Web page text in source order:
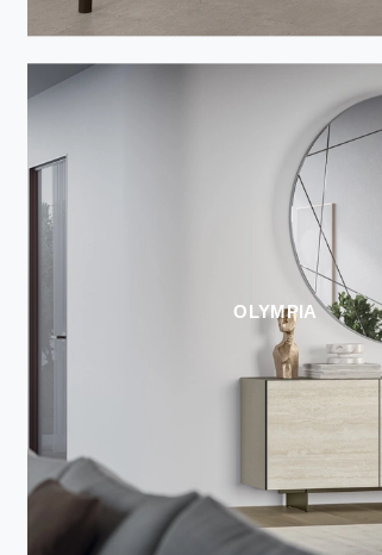
OLYMPIA